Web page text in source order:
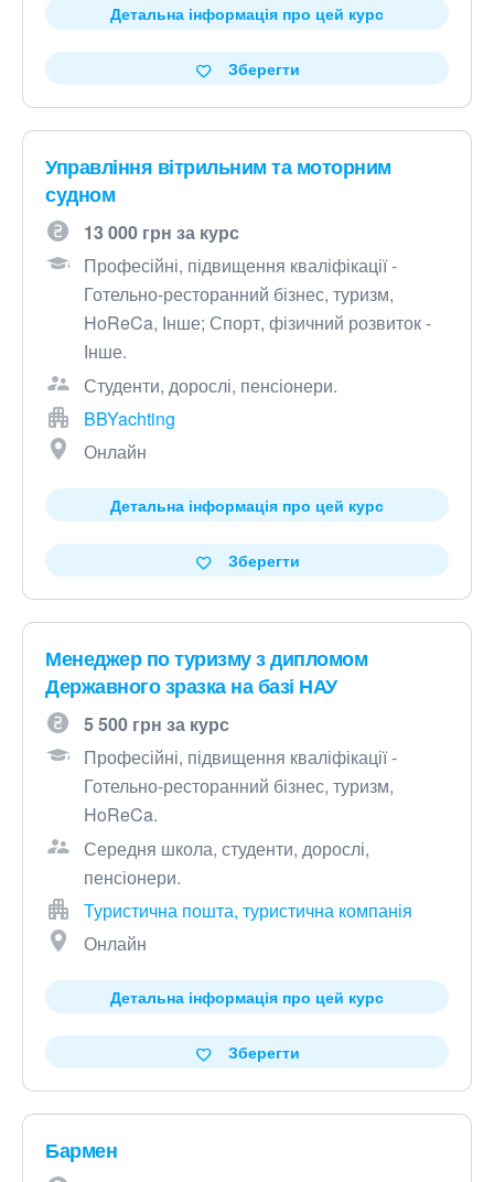
Детальна інформація про цей курс
Зберегти
Управління вітрильним та моторним
судном
13 000 грн за курс
Професійні, підвищення кваліфікації -
Готельно-ресторанний бізнес, туризм,
HoReCa, Інше; Спорт, фізичний розвиток -
Інше.
Студенти, дорослі, пенсіонери.
BBYachting
Онлайн
Детальна інформація про цей курс
Зберегти
Менеджер по туризму з дипломом
Державного зразка на базі НАУ
5 500 грн за курс
Професійні, підвищення кваліфікації -
Готельно-ресторанний бізнес, туризм,
HoReCa.
Середня школа, студенти, дорослі,
пенсіонери.
Туристична пошта, туристична компанія
Онлайн
Детальна інформація про цей курс
Зберегти
Бармен